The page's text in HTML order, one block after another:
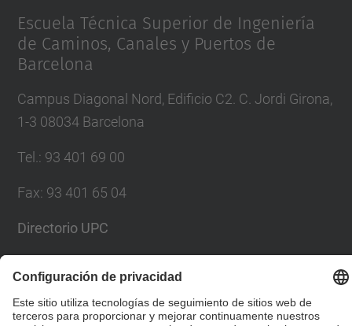
Escuela Técnica Superior de Ingeniería
de Caminos, Canales y Puertos de
Barcelona
Campus Diagonal Nord, Edificio C2. C. Jordi Girona,
1-3 08034 Barcelona
Tel. : 93 401 69 00
Fax: 93 401 65 04
Directorio UPC